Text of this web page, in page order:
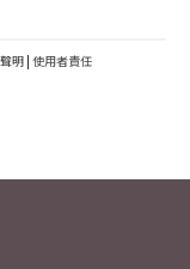
明 | 使用者責任